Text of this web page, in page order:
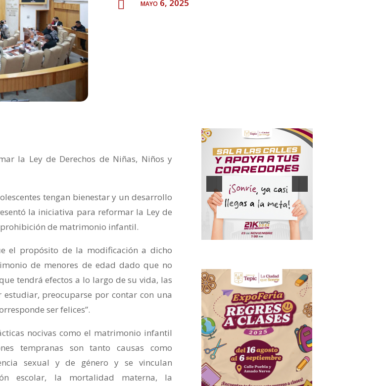
 mayo 6, 2025
la Ley de Derechos de Niñas, Niños y
tengan bienestar y un desarrollo
la iniciativa para reformar la Ley de
prohibición de matrimonio infantil.
el propósito de la modificación a dicho
de menores de edad dado que no
tendrá efectos a lo largo de su vida, las
preocuparse por contar con una
ser felices”.
nocivas como el matrimonio infantil
tempranas son tanto causas como
sexual y de género y se vinculan
escolar, la mortalidad materna, la